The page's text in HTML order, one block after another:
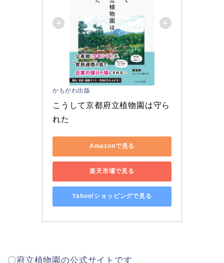
かもがわ出版
こうして京都府立植物園は守ら
れた
Amazonで見る
楽天市場で見る
Yahoo!ショッピングで見る
〇府立植物園の公式サイトです